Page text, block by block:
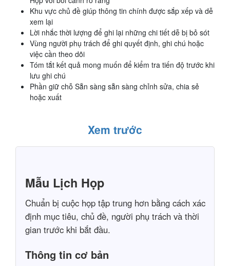
Khu vực chủ đề giúp thông tin chính được sắp xếp và dễ
xem lại
Lời nhắc thời lượng để ghi lại những chi tiết dễ bị bỏ sót
Vùng người phụ trách để ghi quyết định, ghi chú hoặc
việc cần theo dõi
Tóm tắt kết quả mong muốn để kiểm tra tiến độ trước khi
lưu ghi chú
Phần giữ chỗ Sẵn sàng sẵn sàng chỉnh sửa, chia sẻ
hoặc xuất
Xem trước
Mẫu Lịch Họp
Chuẩn bị cuộc họp tập trung hơn bằng cách xác
định mục tiêu, chủ đề, người phụ trách và thời
gian trước khi bắt đầu.
Thông tin cơ bản